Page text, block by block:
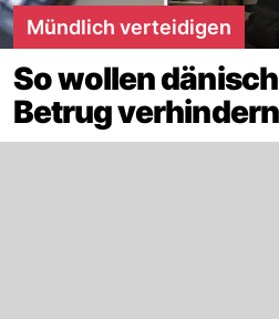
Mündlich verteidigen
So wollen
Betrug verhindern